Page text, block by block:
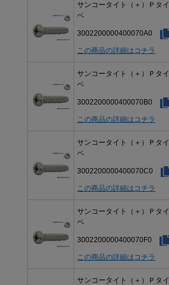
サンコータイト（＋）Ｐタ
ベ
3002200000400070A0
この商品の詳細はコチラ
サンコータイト（＋）Ｐタ
ベ
3002200000400070B0
この商品の詳細はコチラ
サンコータイト（＋）Ｐタ
ベ
3002200000400070C0
この商品の詳細はコチラ
サンコータイト（＋）Ｐタ
ベ
3002200000400070F0
この商品の詳細はコチラ
サンコータイト（＋）Ｐタ